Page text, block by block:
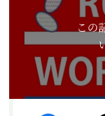
この